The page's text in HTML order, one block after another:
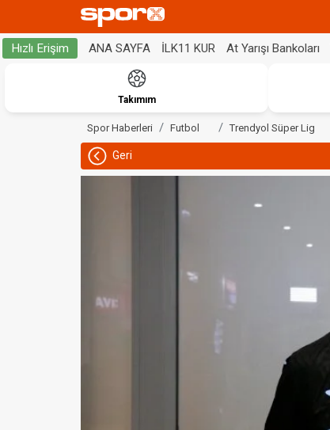
Hızlı Erişim ANA SAYFA İLK11 KUR At Yarışı Bankoları
Takımım
Spor Haberleri Futbol Trendyol Süper Lig
Geri